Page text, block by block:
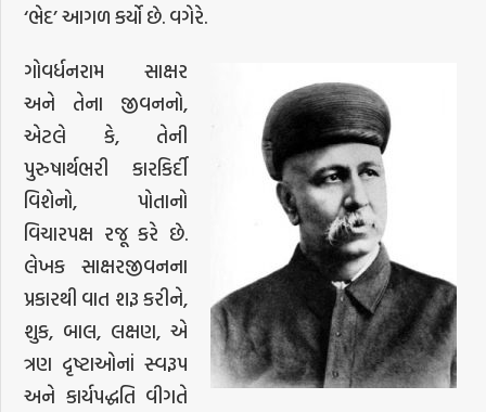
‘ભેદ’ આગળ કર્યો છે. વગેરે.
ગોવર્ધનરામ સાક્ષર
અને તેના જીવનનો,
એટલે કે, તેની
પુરુષાર્થભરી કારકિર્દી
વિશેનો, પોતાનો
વિચારપક્ષ રજૂ કરે છે.
લેખક સાક્ષરજીવનના
પ્રકારથી વાત શરૂ કરીને,
શુક, બાલ, લક્ષણ, એ
ત્રણ દૃષ્ટાઓનાં સ્વરૂપ
અને કાર્યપદ્ધતિ વીગતે